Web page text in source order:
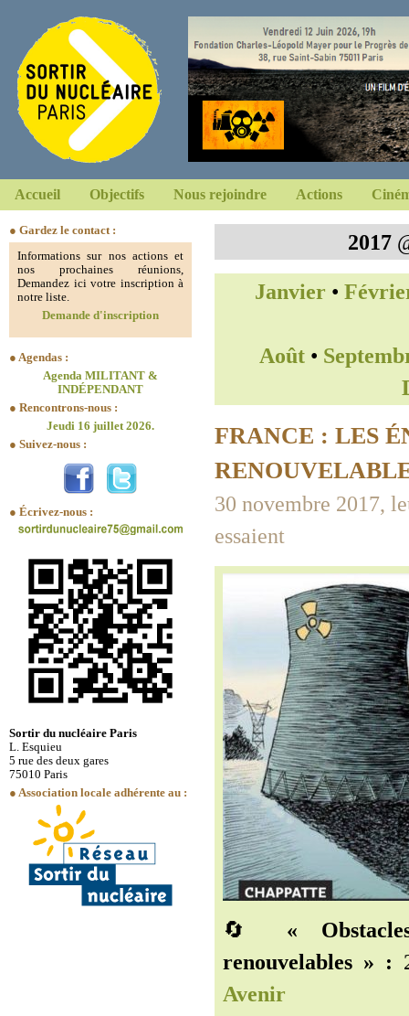
Accueil Objectifs Nous rejoindre Actions
● Gardez le contact :
Informations sur nos actions et
nos prochaines réunions,
Demandez ici votre inscription à
notre liste.
Demande d'inscription
● Agendas :
Agenda MILITANT &
INDÉPENDANT
● Rencontrons-nous :
Jeudi 16 juillet 2026.
● Suivez-nous :
● Écrivez-nous :
Sortir du nucléaire Paris
L. Esquieu
5 rue des deux gares
75010 Paris
● Association locale adhérente au :
2017
Janvier •
Août•
FRANCE : LES
30 novembre 2017,
essaient
🔄 «
renouvelables » :
Avenir